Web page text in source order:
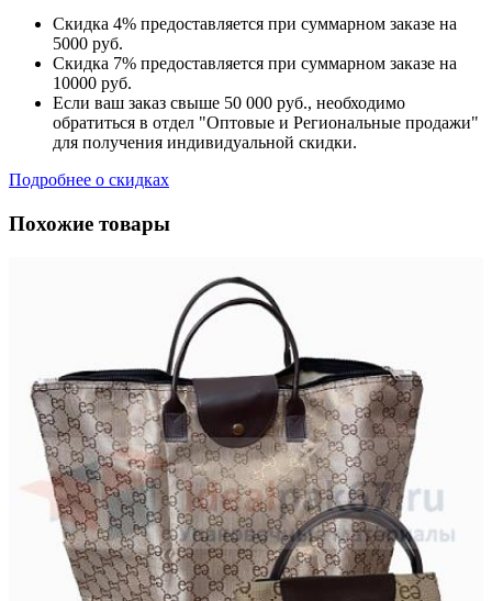
Скидка 4% предоставляется при суммарном заказе на
5000 руб.
Скидка 7% предоставляется при суммарном заказе на
10000 руб.
Если ваш заказ свыше 50 000 руб., необходимо
обратиться в отдел "Оптовые и Региональные продажи"
для получения индивидуальной скидки.
Подробнее о скидках
Похожие товары